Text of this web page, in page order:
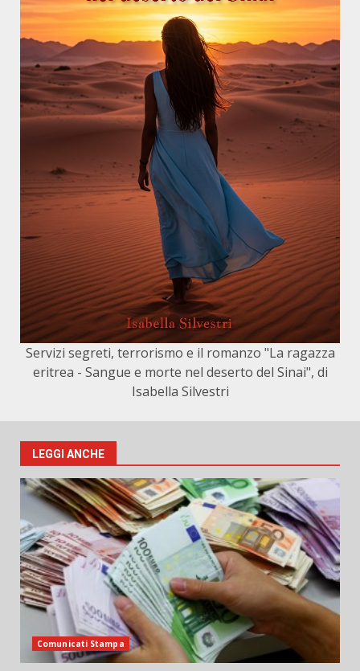
Servizi segreti, terrorismo e il romanzo "La ragazza
eritrea - Sangue e morte nel deserto del Sinai", di
Isabella Silvestri
LEGGI ANCHE
Comunicati Stampa